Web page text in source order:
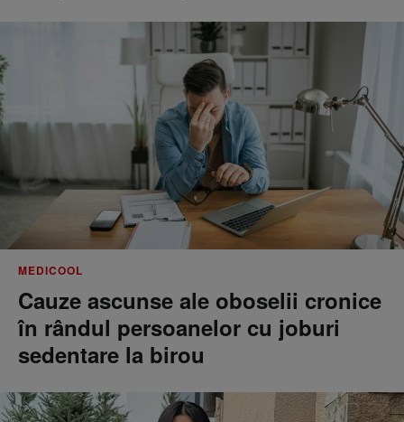
MEDICOOL
Cauze ascunse ale oboselii cronice
în rândul persoanelor cu joburi
sedentare la birou